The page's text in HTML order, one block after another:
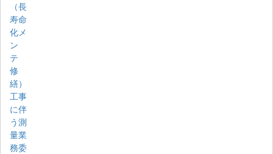
（長
寿命
化メ
ン
テ
修
繕）
工事
に伴
う測
量業
務委